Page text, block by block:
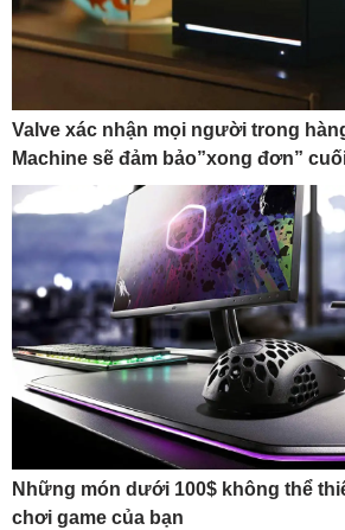
Valve xác nhận mọi người trong
Machine sẽ đảm bảo”xong đơn”
Những món dưới 100$ không thể
chơi game của bạn